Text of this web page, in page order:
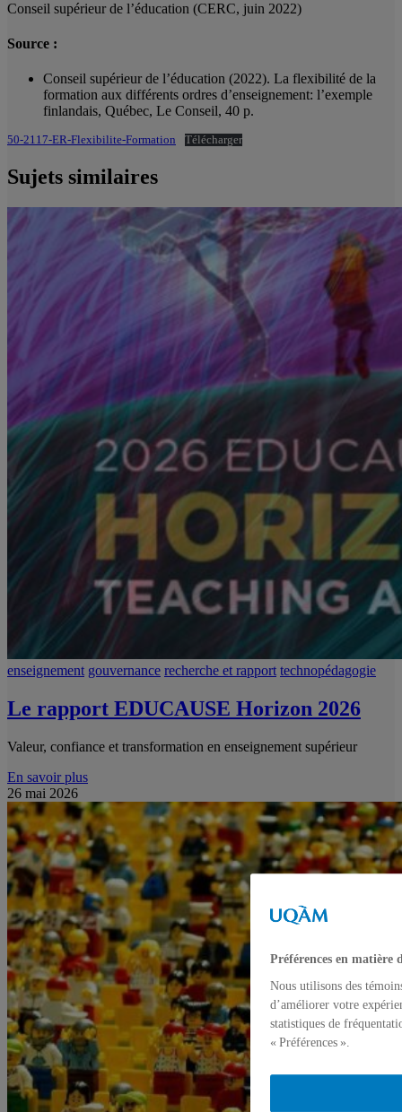
Conseil supérieur de l’éducation (CERC, juin 2022)
Source :
Conseil supérieur de l’éducation (2022). La flexibilité de la
formation aux différents ordres d’enseignement: l’exemple
finlandais, Québec, Le Conseil, 40 p.
50-2117-ER-Flexibilite-Formation Télécharger
Sujets similaires
enseignement gouvernance recherche et rapport technopédagogie
Le rapport EDUCAUSE Horizon 2026
Valeur, confiance et transformation en enseignement supérieur
En savoir plus
26 mai 2026
Préférences en matière
Nous utilisons des
d’améliorer votre
statistiques de
« Préférences ».